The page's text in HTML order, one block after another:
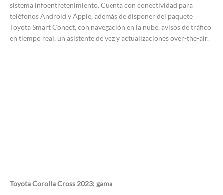
sistema infoentretenimiento. Cuenta con conectividad para
teléfonos Android y Apple, además de disponer del paquete
Toyota Smart Conect, con navegación en la nube, avisos de tráfico
en tiempo real, un asistente de voz y actualizaciones over-the-air.
Toyota Corolla Cross 2023: gama